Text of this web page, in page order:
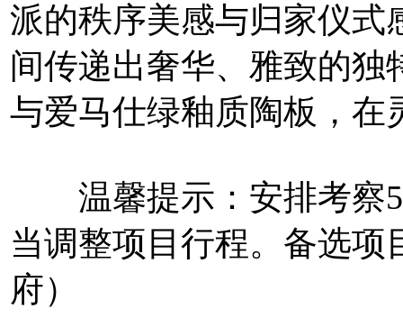
派的秩序美感与归家仪式
间传递出奢华、雅致的独
与爱马仕绿釉质陶板，在
温馨提示：安排考察5
当调整项目行程。备选
府）